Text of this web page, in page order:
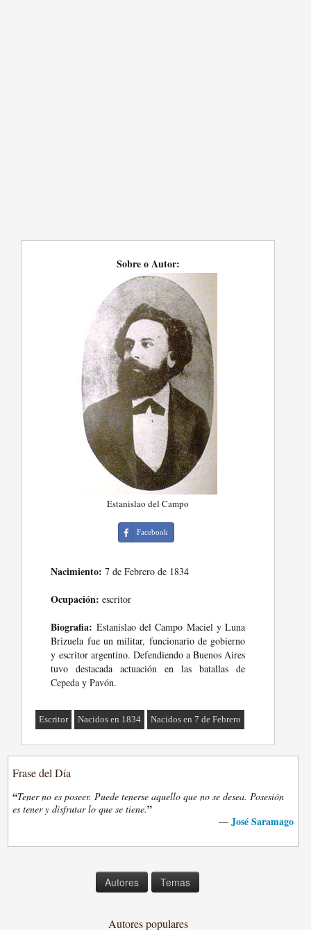
Sobre o Autor:
Estanislao del Campo
Facebook
Nacimiento: 7 de Febrero de 1834
Ocupación: escritor
Biografia: Estanislao del Campo Maciel y Luna
Brizuela fue un militar, funcionario de gobierno
y escritor argentino. Defendiendo a Buenos Aires
tuvo destacada actuación en las batallas de
Cepeda y Pavón.
Escritor Nacidos en 1834 Nacidos en 7 de Febrero
Frase del Día
“Tener no es poseer. Puede tenerse aquello que no se desea. Posesión
es tener y disfrutar lo que se tiene.”
— José Saramago
Autores Temas
Autores populares